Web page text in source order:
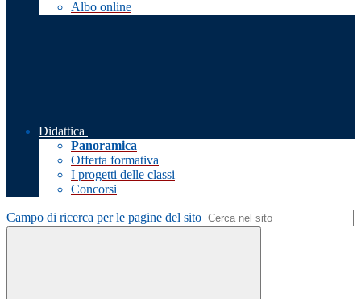
Albo online
Didattica
Panoramica
Offerta formativa
I progetti delle classi
Concorsi
Campo di ricerca per le pagine del sito